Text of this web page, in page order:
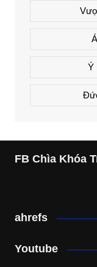
Ý
FB Chìa Khóa
ahrefs
Youtube